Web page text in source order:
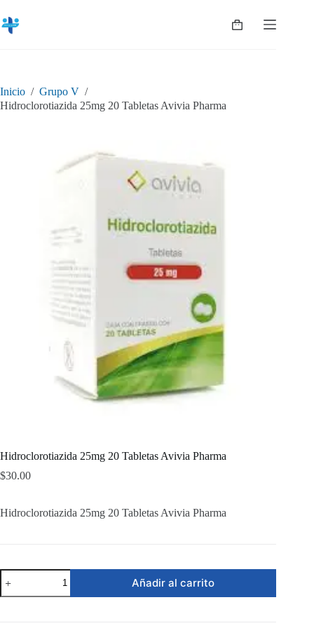
al
contenido
Shopping
Inicio / Grupo V /
Hidroclorotiazida 25mg 20 Tabletas Avivia Pharma
Hidroclorotiazida 25mg 20 Tabletas Avivia Pharma
$30.00
Hidroclorotiazida 25mg 20 Tabletas Avivia Pharma
Hidroclorotiazida
25mg
20
Añadir al carrito